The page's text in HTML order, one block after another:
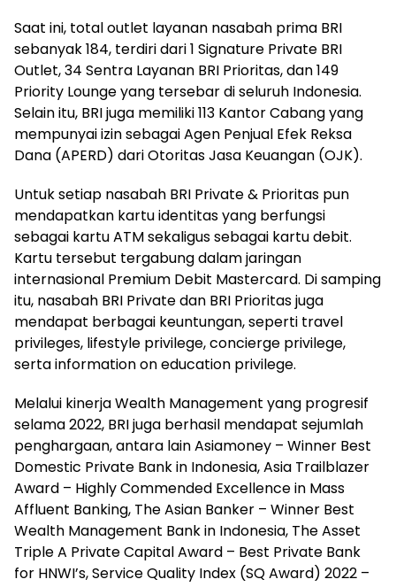
Saat ini, total outlet layanan nasabah prima BRI
sebanyak 184, terdiri dari 1 Signature Private BRI
Outlet, 34 Sentra Layanan BRI Prioritas, dan 149
Priority Lounge yang tersebar di seluruh Indonesia.
Selain itu, BRI juga memiliki 113 Kantor Cabang yang
mempunyai izin sebagai Agen Penjual Efek Reksa
Dana (APERD) dari Otoritas Jasa Keuangan (OJK).
Untuk setiap nasabah BRI Private & Prioritas pun
mendapatkan kartu identitas yang berfungsi
sebagai kartu ATM sekaligus sebagai kartu debit.
Kartu tersebut tergabung dalam jaringan
internasional Premium Debit Mastercard. Di samping
itu, nasabah BRI Private dan BRI Prioritas juga
mendapat berbagai keuntungan, seperti travel
privileges, lifestyle privilege, concierge privilege,
serta information on education privilege.
Melalui kinerja Wealth Management yang progresif
selama 2022, BRI juga berhasil mendapat sejumlah
penghargaan, antara lain Asiamoney – Winner Best
Domestic Private Bank in Indonesia, Asia Trailblazer
Award – Highly Commended Excellence in Mass
Affluent Banking, The Asian Banker – Winner Best
Wealth Management Bank in Indonesia, The Asset
Triple A Private Capital Award – Best Private Bank
for HNWI’s, Service Quality Index (SQ Award) 2022 –